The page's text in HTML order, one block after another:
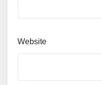
Website